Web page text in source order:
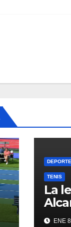
TENIS
La
ENE